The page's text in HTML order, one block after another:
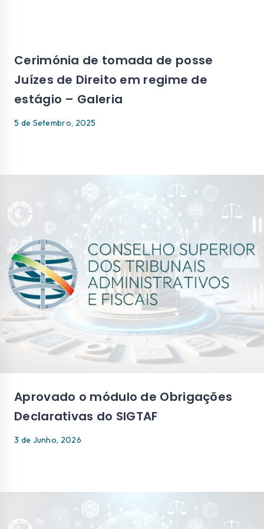
Cerimónia de tomada de posse
Juízes de Direito em regime de
estágio – Galeria
5 de Setembro, 2025
Aprovado o módulo de Obrigações
Declarativas do SIGTAF
3 de Junho, 2026